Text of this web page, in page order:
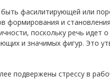
фасилитирующей или
формирования и
поскольку речь идет
и значимых фигур. Это
подвержены стрессу в